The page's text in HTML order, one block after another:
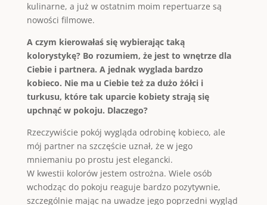
kulinarne, a już w ostatnim moim repertuarze są
nowości filmowe.
A czym kierowałaś się wybierając taką
kolorystykę? Bo rozumiem, że jest to wnętrze dla
Ciebie i partnera. A jednak wyglada bardzo
kobieco. Nie ma u Ciebie też za dużo żółci i
turkusu, które tak uparcie kobiety strają się
upchnąć w pokoju. Dlaczego?
Rzeczywiście pokój wygląda odrobinę kobieco, ale
mój partner na szczęście uznał, że w jego
mniemaniu po prostu jest elegancki.
W kwestii kolorów jestem ostrożna. Wiele osób
wchodząc do pokoju reaguje bardzo pozytywnie,
szczególnie mając na uwadze jego poprzedni wygląd